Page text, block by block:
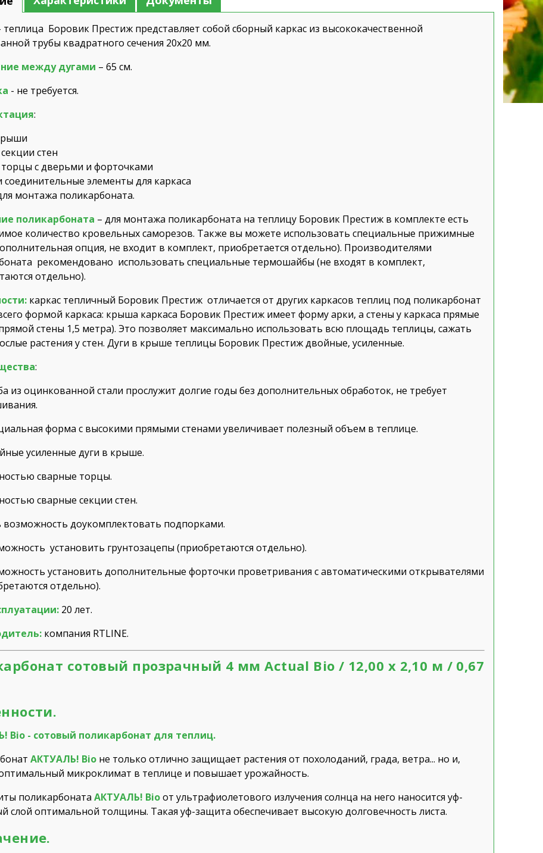
теплица Боровик Престиж представляет собой сборный каркас из высококачественной
трубы квадратного сечения 20х20 мм.
между дугами – 65 см.
- не требуется.
:
стен
с дверьми и форточками
соединительные элементы для каркаса
монтажа поликарбоната.
поликарбоната – для монтажа поликарбоната на теплицу Боровик Престиж в комплекте есть
количество кровельных саморезов. Также вы можете использовать специальные прижимные
опция, не входит в комплект, приобретается отдельно). Производителями
рекомендовано использовать специальные термошайбы (не входят в комплект,
отдельно).
каркас тепличный Боровик Престиж отличается от других каркасов теплиц под поликарбонат
формой каркаса: крыша каркаса Боровик Престиж имеет форму арки, а стены у каркаса прямые
стены 1,5 метра). Это позволяет максимально использовать всю площадь теплицы, сажать
растения у стен. Дуги в крыше теплицы Боровик Престиж двойные, усиленные.
:
из оцинкованной стали прослужит долгие годы без дополнительных обработок, не требует
форма с высокими прямыми стенами увеличивает полезный объем в теплице.
усиленные дуги в крыше.
сварные торцы.
сварные секции стен.
возможность доукомплектовать подпорками.
установить грунтозацепы (приобретаются отдельно).
установить дополнительные форточки проветривания с автоматическими открывателями
отдельно).
20 лет.
компания RTLINE.
сотовый прозрачный 4 мм Actual Bio / 12,00 х 2,10 м / 0,67
Bio - сотовый поликарбонат для теплиц.
АКТУАЛЬ! Bio не только отлично защищает растения от похолоданий, града, ветра... но и,
микроклимат в теплице и повышает урожайность.
поликарбоната АКТУАЛЬ! Bioот ультрафиолетового излучения солнца на него наносится уф-
слой оптимальной толщины. Такая уф-защита обеспечивает высокую долговечность листа.